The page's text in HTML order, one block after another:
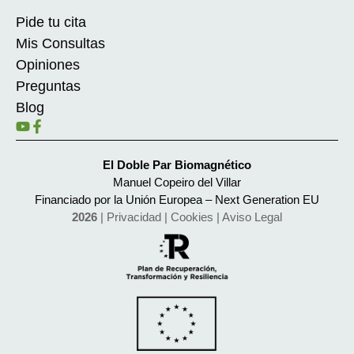
Pide tu cita
Mis Consultas
Opiniones
Preguntas
Blog
El Doble Par Biomagnético
Manuel Copeiro del Villar
Financiado por la Unión Europea – Next Generation EU
2026 | Privacidad | Cookies | Aviso Legal